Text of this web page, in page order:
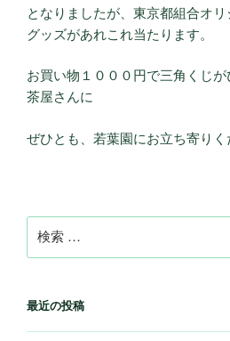
となりましたが、東京都組合オリ
グッズがあれこれ当たります。
お買い物１０００円で三角くじ
茶屋さんに
ぜひとも、若葉園にお立ち寄り
検
索:
最近の投稿